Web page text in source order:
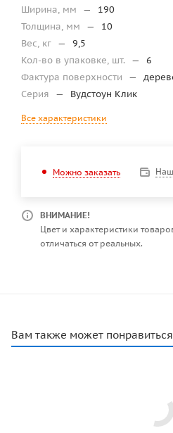
Ширина, мм
—
190
Толщина, мм
—
10
Вес, кг —
9,5
Кол-во в упаковке, шт.
—
6
Фактура поверхности
—
Серия
— Вудстоун Клик
Все характеристики
Можно заказать
ВНИМАНИЕ!
Цвет и характеристики
отличаться от реальных.
Вам также может понравиться